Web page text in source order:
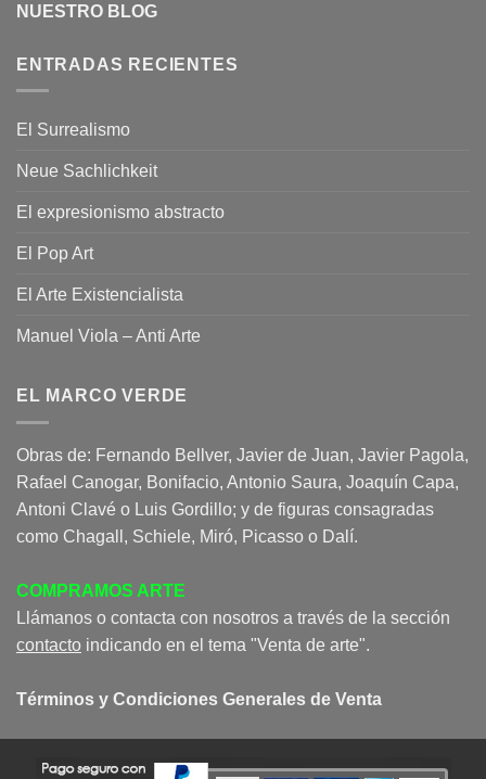
NUESTRO BLOG
ENTRADAS RECIENTES
El Surrealismo
Neue Sachlichkeit
El expresionismo abstracto
El Pop Art
El Arte Existencialista
Manuel Viola – Anti Arte
EL MARCO VERDE
Obras de: Fernando Bellver, Javier de Juan, Javier Pagola,
Rafael Canogar, Bonifacio, Antonio Saura, Joaquín Capa,
Antoni Clavé o Luis Gordillo; y de figuras consagradas
como Chagall, Schiele, Miró, Picasso o Dalí.
COMPRAMOS ARTE
Llámanos o contacta con nosotros a través de la sección
contacto indicando en el tema "Venta de arte".
Términos y Condiciones Generales de Venta